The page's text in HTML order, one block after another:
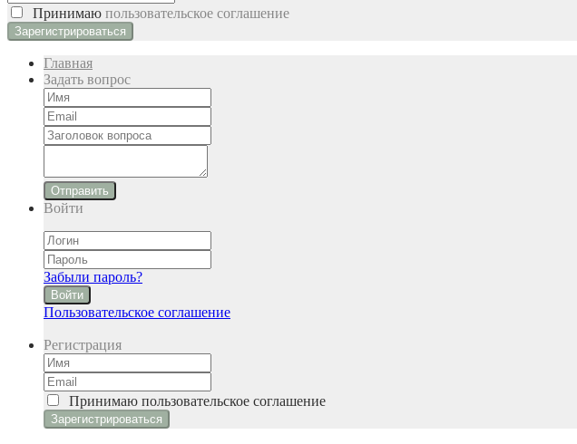
Принимаю пользовательское соглашение
Главная
Задать вопрос
Отправить
Войти
Забыли пароль?
Войти
Пользовательское соглашение
Регистрация
Принимаю пользовательское соглашение